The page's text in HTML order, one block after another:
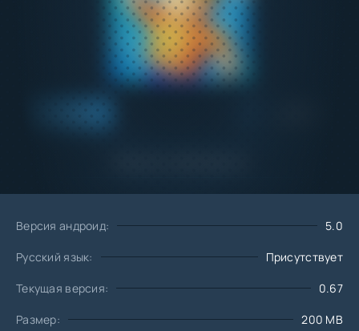
Версия андроид: 5.0
Русский язык: Присутствует
Текущая версия: 0.67
Размер: 200 MB